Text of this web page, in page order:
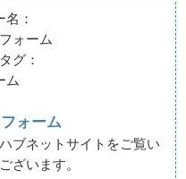
名：
ォーム
グ：
ム
ォーム
ブネットサイトをご覧い
ざいます。